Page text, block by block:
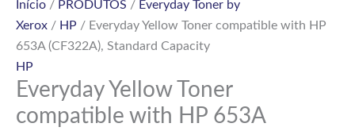
Início / PRODUTOS / Everyday Toner by
Xerox / HP / Everyday Yellow Toner compatible with HP
653A (CF322A), Standard Capacity
HP
Everyday Yellow Toner
compatible with HP 653A